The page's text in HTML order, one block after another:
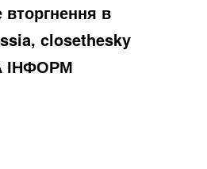
вторгнення в
closethesky
ІНФОРМ